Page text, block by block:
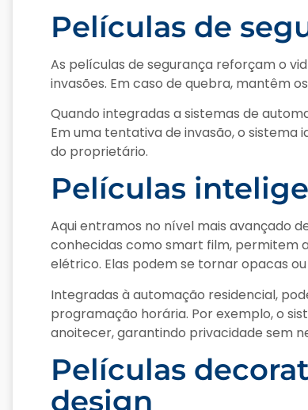
Películas de
As películas de segurança reforçam o
invasões. Em caso de quebra, mantêm
Quando integradas a sistemas de
Em uma tentativa de invasão, o
do proprietário.
Películas
Aqui entramos no nível mais avançado
conhecidas como smart film, permitem
elétrico. Elas podem se tornar opacas
Integradas à automação residencial,
programação horária. Por exemplo, o
anoitecer, garantindo privacidade sem
Películas
design